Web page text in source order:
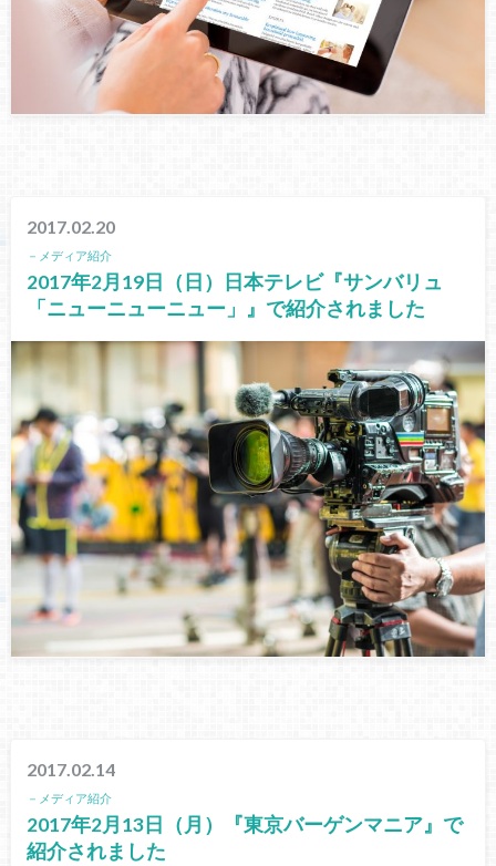
2017.02.20
－メディア紹介
2017年2月19日（日）日本テレビ『サンバリュ
「ニューニューニュー」』で紹介されました
2017.02.14
－メディア紹介
2017年2月13日（月）『東京バーゲンマニア』で
紹介されました